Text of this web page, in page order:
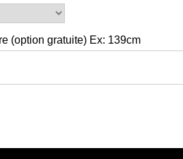
(option gratuite) Ex: 139cm